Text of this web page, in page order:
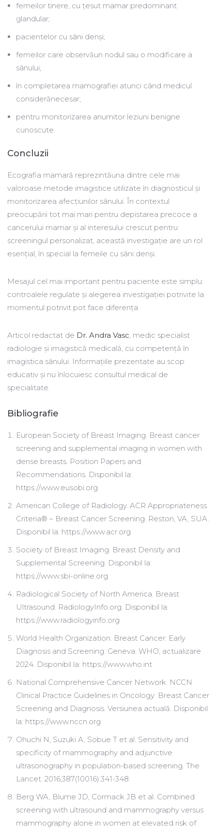
femeilor tinere, cu țesut mamar predominant
glandular;
pacientelor cu sâni denși;
femeilor care observăun nodul sau o modificare a
sânului;
în completarea mamografiei atunci când medicul
considerănecesar;
pentru monitorizarea anumitor leziuni benigne
cunoscute.
Concluzii
Ecografia mamară reprezintăuna dintre cele mai
valoroase metode imagistice utilizate în diagnosticul și
monitorizarea afecțiunilor sânului. În contextul
preocupării tot mai mari pentru depistarea precoce a
cancerului mamar și al interesului crescut pentru
screeningul personalizat, această investigație are un rol
esențial, în special la femeile cu sâni denși.
Mesajul cel mai important pentru paciente este simplu:
controalele regulate și alegerea investigației potrivite la
momentul potrivit pot face diferența.
Articol redactat de Dr. Andra Vasc , medic specialist
radiologie și imagistică medicală, cu competență în
imagistica sânului. Informațiile prezentate au scop
educativ și nu înlocuiesc consultul medical de
specialitate.
Bibliografie
European Society of Breast Imaging. Breast cancer
screening and supplemental imaging in women with
dense breasts. Position Papers and
Recommendations. Disponibil la:
https://www.eusobi.org
American College of Radiology. ACR Appropriateness
Criteria® – Breast Cancer Screening. Reston, VA, SUA.
Disponibil la: https://www.acr.org
Society of Breast Imaging. Breast Density and
Supplemental Screening. Disponibil la:
https://www.sbi-online.org
Radiological Society of North America. Breast
Ultrasound. RadiologyInfo.org. Disponibil la:
https://www.radiologyinfo.org
World Health Organization. Breast Cancer: Early
Diagnosis and Screening. Geneva: WHO; actualizare
2024. Disponibil la: https://www.who.int
National Comprehensive Cancer Network. NCCN
Clinical Practice Guidelines in Oncology: Breast Cancer
Screening and Diagnosis. Versiunea actuală. Disponibil
la: https://www.nccn.org
Ohuchi N, Suzuki A, Sobue T et al. Sensitivity and
specificity of mammography and adjunctive
ultrasonography in population-based screening. The
Lancet. 2016;387(10016):341-348.
Berg WA, Blume JD, Cormack JB et al. Combined
screening with ultrasound and mammography versus
mammography alone in women at elevated risk of